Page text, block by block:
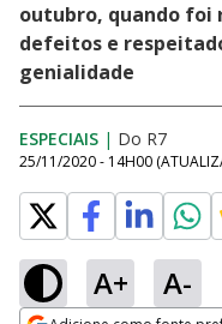
outubro, quando foi
defeitos e
genialidade
ESPECIAIS | Do R7
25/11/2020 - 14H00
A+ A-